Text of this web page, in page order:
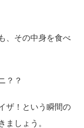
、その中身を食べ
？？
ザ！という瞬間の
ましょう。